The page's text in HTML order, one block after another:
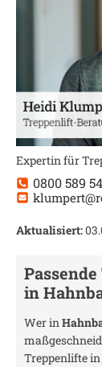
Expertin für
0800 589
Aktualisiert:
in
Wer in
Treppenlifte